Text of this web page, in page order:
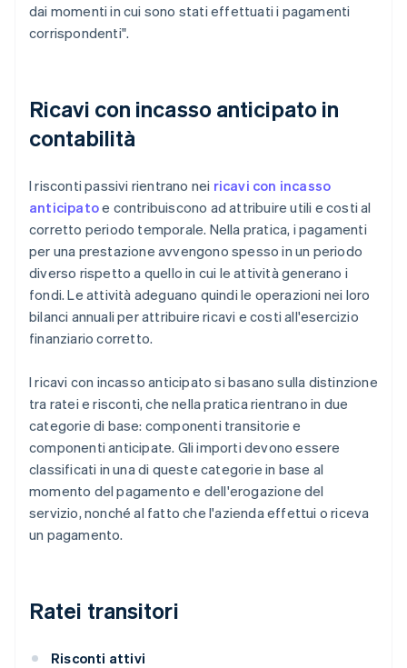
dai momenti in cui sono stati effettuati i pagamenti
corrispondenti".
Ricavi con incasso anticipato in
contabilità
I risconti passivi rientrano nei ricavi con incasso
anticipatoe contribuiscono ad attribuire utili e costi al
corretto periodo temporale. Nella pratica, i pagamenti
per una prestazione avvengono spesso in un periodo
diverso rispetto a quello in cui le attività generano i
fondi. Le attività adeguano quindi le operazioni nei loro
bilanci annuali per attribuire ricavi e costi all'esercizio
finanziario corretto.
I ricavi con incasso anticipato si basano sulla distinzione
tra ratei e risconti, che nella pratica rientrano in due
categorie di base: componenti transitorie e
componenti anticipate. Gli importi devono essere
classificati in una di queste categorie in base al
momento del pagamento e dell'erogazione del
servizio, nonché al fatto che l'azienda effettui o riceva
un pagamento.
Ratei transitori
Risconti attivi